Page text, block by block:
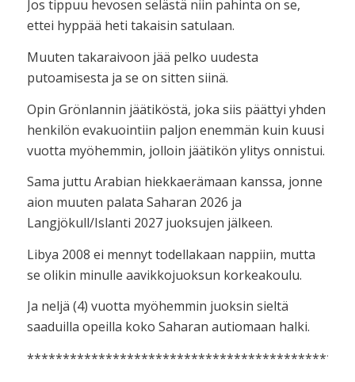
Jos tippuu hevosen selästä niin pahinta on se,
ettei hyppää heti takaisin satulaan.
Muuten takaraivoon jää pelko uudesta
putoamisesta ja se on sitten siinä.
Opin Grönlannin jäätiköstä, joka siis päättyi yhden
henkilön evakuointiin paljon enemmän kuin kuusi
vuotta myöhemmin, jolloin jäätikön ylitys onnistui.
Sama juttu Arabian hiekkaerämaan kanssa, jonne
aion muuten palata Saharan 2026 ja
Langjökull/Islanti 2027 juoksujen jälkeen.
Libya 2008 ei mennyt todellakaan nappiin, mutta
se olikin minulle aavikkojuoksun korkeakoulu.
Ja neljä (4) vuotta myöhemmin juoksin sieltä
saaduilla opeilla koko Saharan autiomaan halki.